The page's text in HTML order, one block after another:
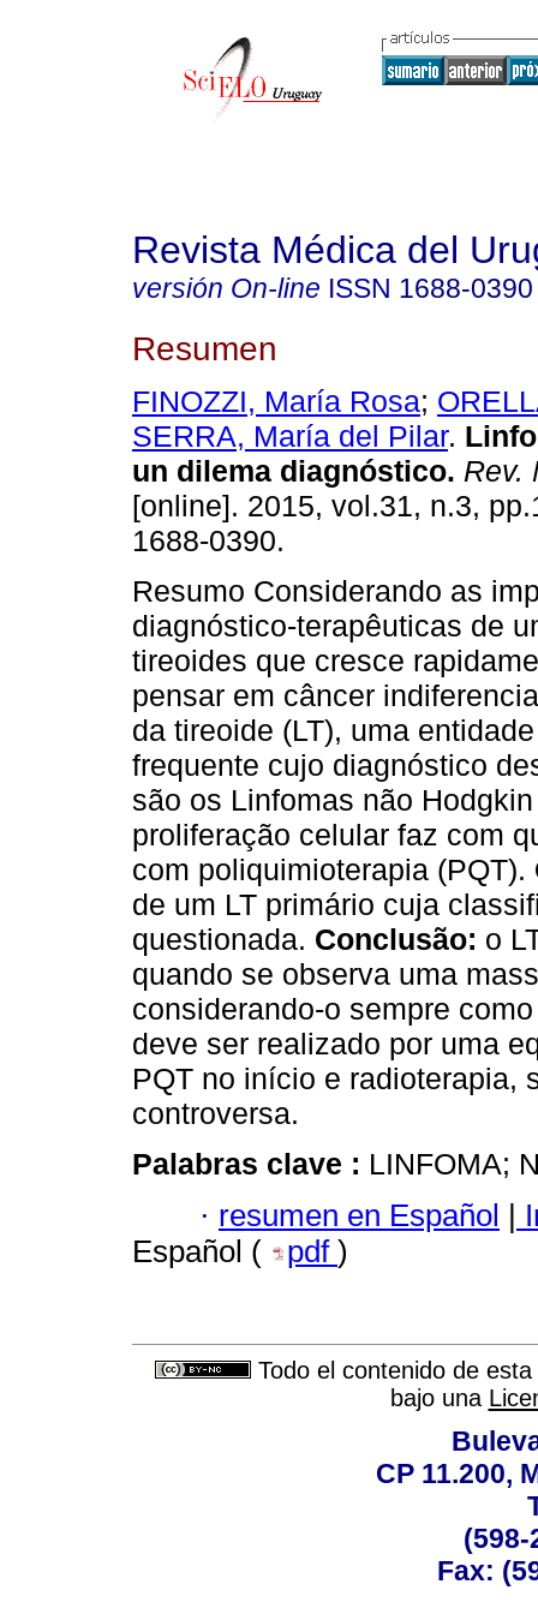
Revista Médica del
versión On-line ISSN 1688-0390
Resumen
FINOZZI, María Rosa;
SERRA, María del Pilar.
un dilema diagnóstico. Rev.
[online]. 2015, vol.31, n.3,
1688-0390.
Resumo Considerando as
diagnóstico-terapêuticas de
tireoides que cresce
pensar em câncer
da tireoide (LT), uma
frequente cujo diagnóstico
são os Linfomas não
proliferação celular faz com
com poliquimioterapia (PQT).
de um LT primário cuja
questionada. Conclusão: o
quando se observa uma
considerando-o sempre
deve ser realizado por uma
PQT no início e radioterapia,
controversa.
Palabras clave : LINFOMA;
· resumen en Español |
Español (
pdf )
Todo el contenido de
bajo una
CP 11.200,
(598-
Fax: